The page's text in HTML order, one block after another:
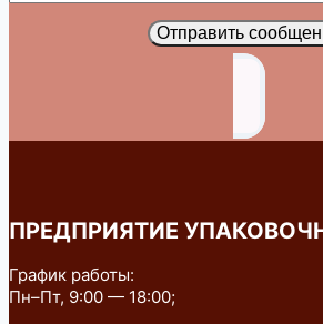
Отправить
ПРЕДПРИЯТИЕ
График работы:
Пн–Пт, 9:00 — 18:00;